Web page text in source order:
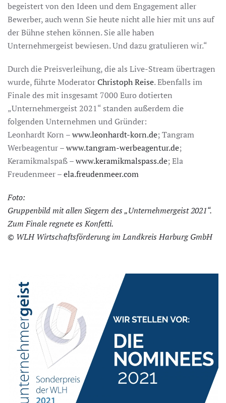
begeistert von den Ideen und dem Engagement aller
Bewerber, auch wenn Sie heute nicht alle hier mit uns auf
der Bühne stehen können. Sie alle haben
Unternehmergeist bewiesen. Und dazu gratulieren wir.“
Durch die Preisverleihung, die als Live-Stream übertragen
wurde, führte ModeratorChristoph Reise. Ebenfalls im
Finale des mit insgesamt 7000 Euro dotierten
„Unternehmergeist 2021“ standen außerdem die
folgenden Unternehmen und Gründer:
Leonhardt Korn –www.leonhardt-korn.de; Tangram
Werbeagentur –www.tangram-werbeagentur.de;
Keramikmalspaß –www.keramikmalspass.de; Ela
Freudenmeer –ela.freudenmeer.com
Foto:
Gruppenbild mit allen Siegern des „Unternehmergeist 2021“.
Zum Finale regnete es Konfetti.
© WLH Wirtschaftsförderung im Landkreis Harburg GmbH